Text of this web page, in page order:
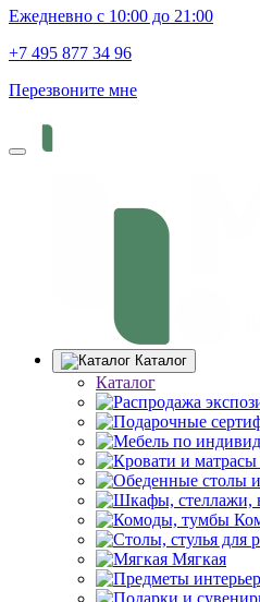
Ежедневно с 10:00 до 21:00
+7 495 877 34 96
Перезвоните мне
Каталог
Каталог
Мягкая